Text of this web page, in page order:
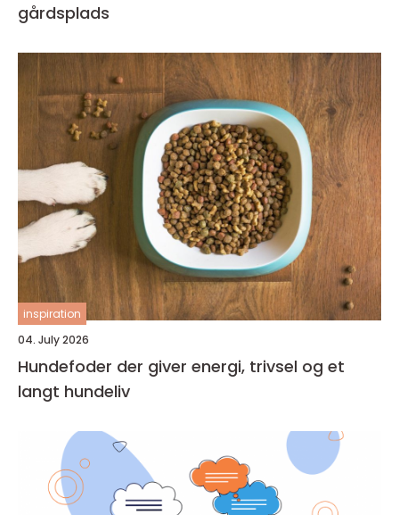
gårdsplads
inspiration
04. July 2026
Hundefoder der giver energi, trivsel og et
langt hundeliv